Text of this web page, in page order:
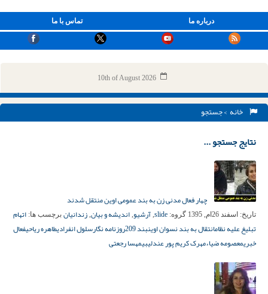
تماس با ما درباره ما
10th of August 2026
خانه > جستجو
نتایج جستجو ...
چهار فعال مدنی زن به بند عمومی اوین منتقل شدند
تاریخ: اسفند 26ام, 1395 گروه: slide
, آرشیو, اندیشه و بیان, زندانیان برچسب ها: اتهام
تبلیغ علیه نظامانتقال به بند نسوان اوینبند 209 روزنامه نگارسلول انفرادیطاهره ریاحیفعال
خبریمعصومه ضیاءمهرک کریم پور عندلیبیمهسا رجعتی